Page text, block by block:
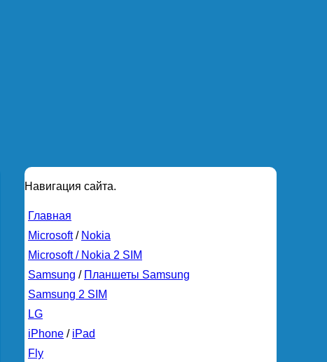
Навигация сайта.
Главная
Microsoft/ Nokia
Microsoft / Nokia 2 SIM
Samsung / Планшеты Samsung
Samsung 2 SIM
LG
iPhone / iPad
Fly